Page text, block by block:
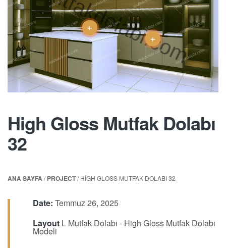
High Gloss Mutfak Dolabı
32
ANA SAYFA/PROJECT/ HIGH GLOSS MUTFAK DOLABI 32
Date: Temmuz 26, 2025
Layout L Mutfak Dolabı - High Gloss Mutfak Dolabı
Modeli